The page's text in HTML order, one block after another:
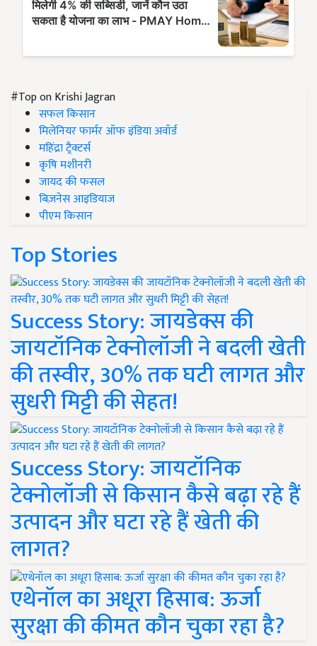
#Top on Krishi Jagran
सफल किसान
मिलेनियर फार्मर ऑफ इंडिया अवॉर्ड
महिंद्रा ट्रैक्टर्स
कृषि मशीनरी
जायद की फसल
बिज़नेस आइडियाज
पीएम किसान
Top Stories
Success Story: जायडेक्स की
जायटॉनिक टेक्नोलॉजी ने बदली खेती
की तस्वीर, 30% तक घटी लागत और
सुधरी मिट्टी की सेहत!
Success Story: जायटॉनिक
टेक्नोलॉजी से किसान कैसे बढ़ा रहे हैं
उत्पादन और घटा रहे हैं खेती की
लागत?
एथेनॉल का अधूरा हिसाब: ऊर्जा
सुरक्षा की कीमत कौन चुका रहा है?